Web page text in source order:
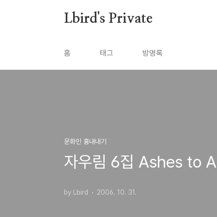
Lbird's Private
홈 태그 방명록
문화인 흉내내기
자우림 6집 Ashes to
by Lbird 2006. 10. 31.